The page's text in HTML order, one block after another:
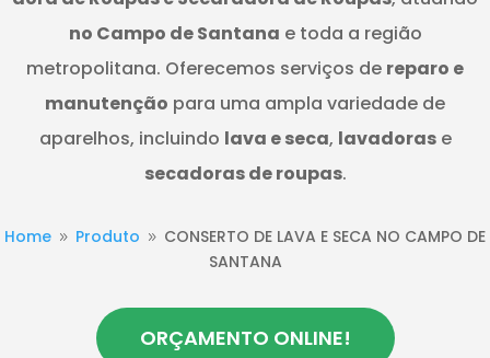
no Campo de Santana e toda a região
metropolitana. Oferecemos serviços de reparo e
manutenção para uma ampla variedade de
aparelhos, incluindo lava e seca, lavadorase
secadoras de roupas.
Home 9 Produto 9 CONSERTO DE LAVA E SECA NO CAMPO DE
SANTANA
ORÇAMENTO ONLINE!